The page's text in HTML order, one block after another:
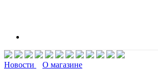
Новости
О магазине